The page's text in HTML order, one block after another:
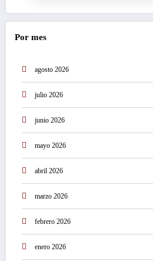
Por mes
agosto 2026
julio 2026
junio 2026
mayo 2026
abril 2026
marzo 2026
febrero 2026
enero 2026